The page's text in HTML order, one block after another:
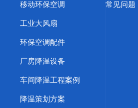
移动环保空调
工业大风扇
环保空调配件
厂房降温设备
车间降温工程案例
降温策划方案
常见问题